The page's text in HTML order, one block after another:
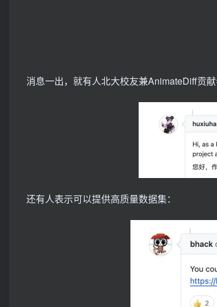
消息一出，就有人北大校友兼AnimateDiff贡献
还有人表示可以提供高质量数据集：